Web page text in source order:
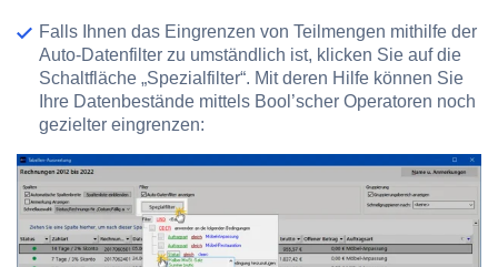
Falls Ihnen das Eingrenzen von Teilmengen mithilfe der
Auto-Datenfilter zu umständlich ist, klicken Sie auf die
Schaltfläche „Spezialfilter“. Mit deren Hilfe können Sie
Ihre Datenbestände mittels Bool’scher Operatoren noch
gezielter eingrenzen: